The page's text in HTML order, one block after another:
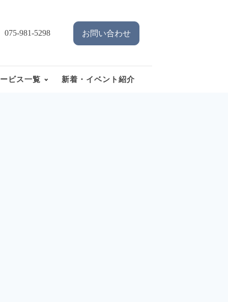
075-981-5298 お問い合わせ
ビス一覧 新着・イベント紹介